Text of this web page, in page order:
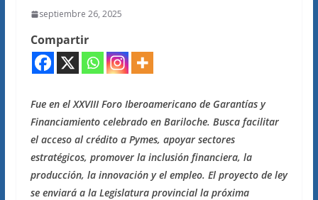
septiembre 26, 2025
Compartir
Fue en el XXVIII Foro Iberoamericano de Garantías y
Financiamiento celebrado en Bariloche. Busca facilitar
el acceso al crédito a Pymes, apoyar sectores
estratégicos, promover la inclusión financiera, la
producción, la innovación y el empleo. El proyecto de ley
se enviará a la Legislatura provincial la próxima